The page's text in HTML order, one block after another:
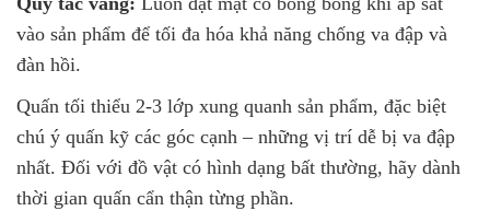
vào sản phẩm để tối đa hóa khả năng chống va đập và
đàn hồi.
Quấn tối thiểu 2-3 lớp xung quanh sản phẩm, đặc biệt
chú ý quấn kỹ các góc cạnh – những vị trí dễ bị va đập
nhất. Đối với đồ vật có hình dạng bất thường, hãy dành
thời gian quấn cẩn thận từng phần.